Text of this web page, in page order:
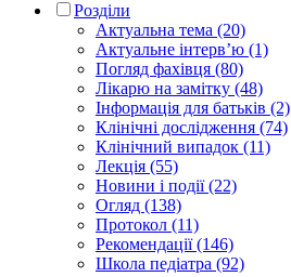
Розділи
Актуальна тема (20)
Актуальне інтерв’ю (1)
Погляд фахівця (80)
Лікарю на замітку (48)
Інформація для батьків (2)
Клінічні дослідження (74)
Клінічний випадок (11)
Лекція (55)
Новини і події (22)
Огляд (138)
Протокол (11)
Рекомендації (146)
Школа педіатра (92)